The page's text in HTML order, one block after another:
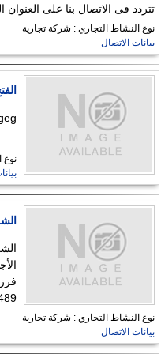
تتردد فى الاتصال بنا على العنوان
نوع النشاط التجاري : شركة تجارية
بيانات الاتصال
نوع
نوع النشاط التجاري : شركة تجارية
بيانات الاتصال